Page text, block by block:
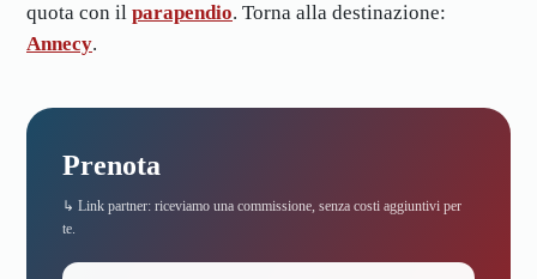
quota con il parapendio. Torna alla destinazione:
Annecy.
Prenota
↳ Link partner: riceviamo una commissione, senza costi aggiuntivi per
te.